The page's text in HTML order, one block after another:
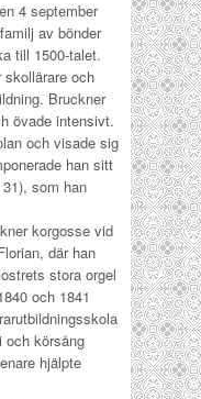
4 september
av bönder
till 1500-talet.
skollärare och
Bruckner
övade intensivt.
och visade sig
han sitt
som han
korgosse vid
där han
stora orgel
och 1841
och körsång
hjälpte